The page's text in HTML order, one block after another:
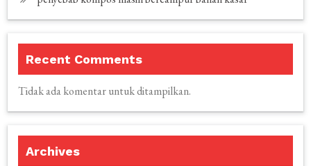
Recent Comments
Tidak ada komentar untuk ditampilkan.
Archives